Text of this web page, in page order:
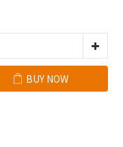
BUY NOW